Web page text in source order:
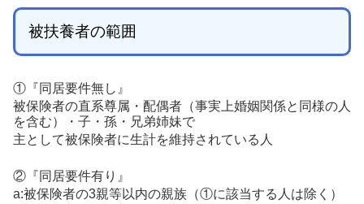
被扶養者の範囲
①『同居要件無し』
被保険者の直系尊属・配偶者（事実上婚姻関係と同様の人
を含む）・子・孫・兄弟姉妹で
主として被保険者に生計を維持されている人
②『同居要件有り』
a:被保険者の3親等以内の親族（①に該当する人は除く）